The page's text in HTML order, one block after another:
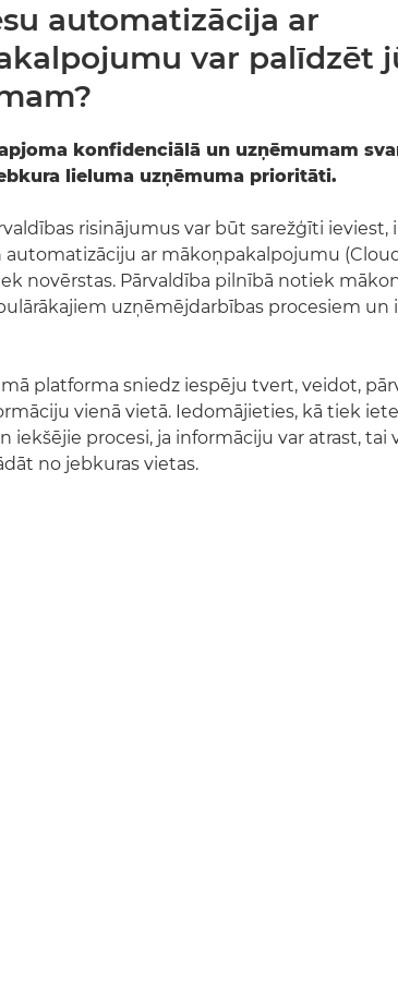
automatizācija ar
var palīdzēt
konfidenciālā un uzņēmumam
lieluma uzņēmuma prioritāti.
risinājumus var būt sarežģīti
automatizāciju ar mākoņpakalpojumu
novērstas. Pārvaldība pilnībā notiek
uzņēmējdarbības procesiem un
platforma sniedz iespēju tvert, veidot,
vienā vietā. Iedomājieties, kā tiek
iekšējie procesi, ja informāciju var atrast,
no jebkuras vietas.